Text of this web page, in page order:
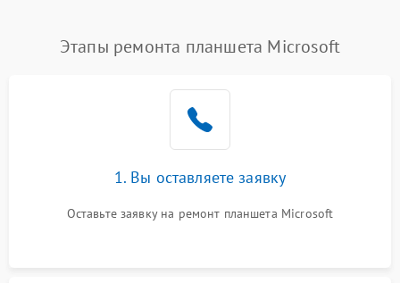
Этапы ремонта планшета Microsoft
1. Вы оставляете заявку
Оставьте заявку на ремонт планшета Microsoft